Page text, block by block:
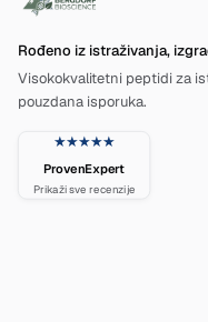
Rođeno iz istraživanja,
Visokokvalitetni peptidi za
pouzdana isporuka.
★★★★★
ProvenExpert
Prikaži sve recenzije